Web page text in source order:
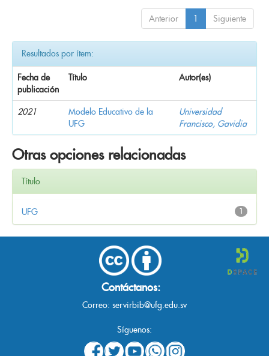
Anterior 1 Siguiente
Resultados por ítem:
Fecha de
publicación
Título Autor(es)
2021
Modelo Educativo de la
UFG
Universidad
Francisco, Gavidia
Otras opciones relacionadas
Título
1
UFG
Contáctanos:
Correo: servirbib@ufg.edu.sv
Síguenos: